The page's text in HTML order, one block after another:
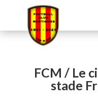
FCM / Le
stade